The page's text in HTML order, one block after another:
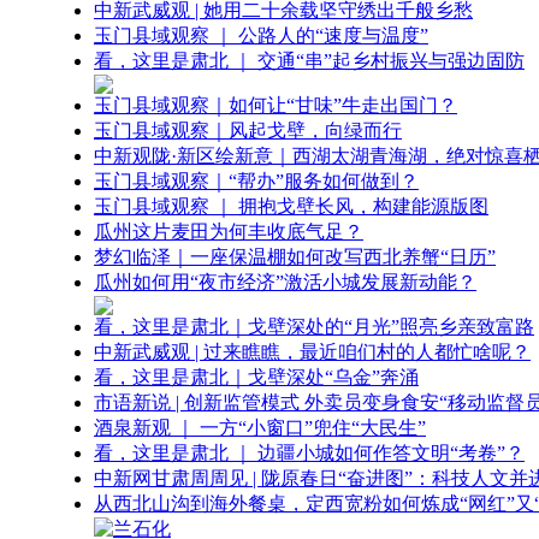
中新武威观 | 她用二十余载坚守绣出千般乡愁
玉门县域观察 ｜ 公路人的“速度与温度”
看，这里是肃北 ｜ 交通“串”起乡村振兴与强边固防
玉门县域观察｜如何让“甘味”牛走出国门？
玉门县域观察｜风起戈壁，向绿而行
中新观陇·新区绘新意｜西湖太湖青海湖，绝对惊喜
玉门县域观察｜“帮办”服务如何做到？
玉门县域观察 ｜ 拥抱戈壁长风，构建能源版图
瓜州这片麦田为何丰收底气足？
梦幻临泽｜一座保温棚如何改写西北养蟹“日历”
瓜州如何用“夜市经济”激活小城发展新动能？
看，这里是肃北｜戈壁深处的“月光”照亮乡亲致富路
中新武威观 | 过来瞧瞧，最近咱们村的人都忙啥呢？
看，这里是肃北｜戈壁深处“乌金”奔涌
市语新说 | 创新监管模式 外卖员变身食安“移动监督
酒泉新观 ｜ 一方“小窗口”兜住“大民生”
看，这里是肃北 ｜ 边疆小城如何作答文明“考卷”？
中新网甘肃周周见 | 陇原春日“奋进图”：科技人文并
从西北山沟到海外餐桌，定西宽粉如何炼成“网红”又